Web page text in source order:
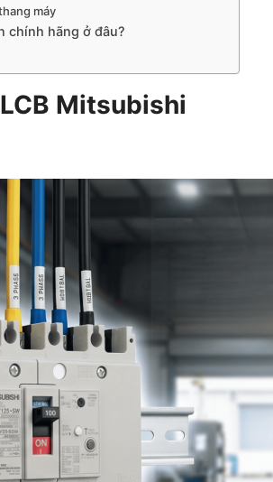
máy
chính hãng ở đâu?
Mitsubishi